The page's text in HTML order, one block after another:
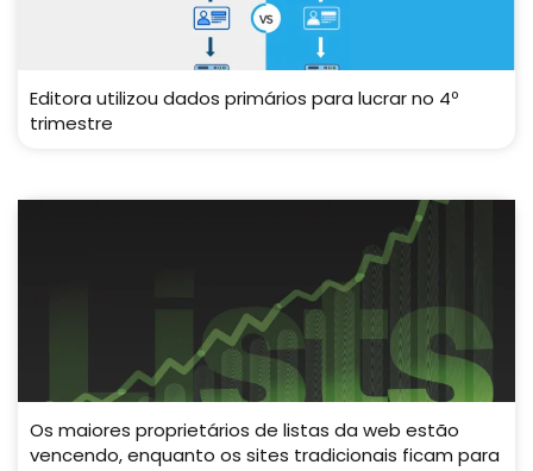
Editora utilizou dados primários para lucrar no 4º
trimestre
Os maiores proprietários de listas da web estão
vencendo, enquanto os sites tradicionais ficam para